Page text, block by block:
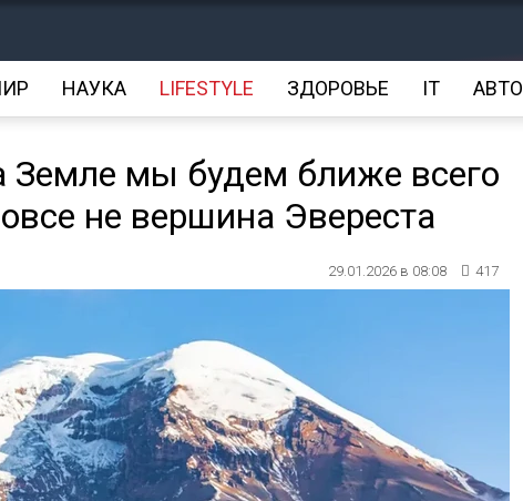
НАУКА LIFESTYLE ЗДОРОВЬЕ IT АВТО
Земле мы будем ближе всего
не вершина Эвереста
29.01.2026 в 08:08 417